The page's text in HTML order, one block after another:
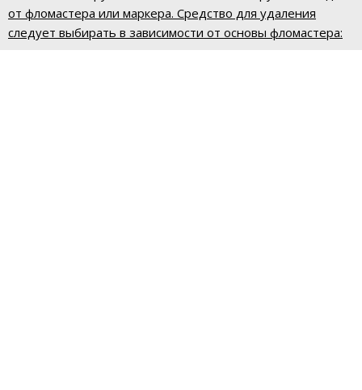
от фломастера или маркера. Средство для удаления
следует выбирать в зависимости от основы фломастера: